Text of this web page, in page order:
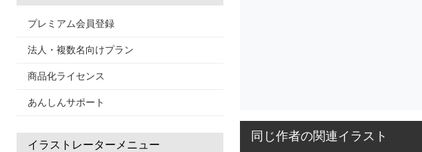
プレミアム会員登録
法人・複数名向けプラン
商品化ライセンス
あんしんサポート
イラストレーターメニュー
同じ作者の関連イラスト